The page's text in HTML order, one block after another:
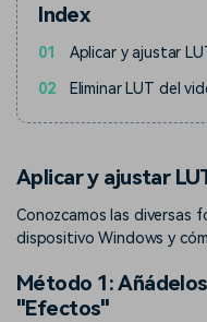
Contenido destacado
Index
01 Aplicar y ajustar
02 Eliminar LUT del
Aplicar y ajustar
Conozcamos las diversas
dispositivo Windows y
Método 1:
"Efectos"